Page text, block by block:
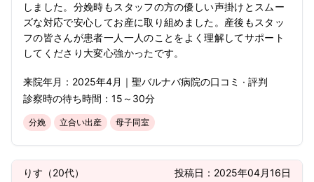
しました。分娩時もスタッフの方の優しい声掛けとスムー
ズな対応で安心してお産に取り組めました。産後もスタッ
フの皆さんが患者一人一人のことをよく理解してサポート
してくださり大変心強かったです。
来院年月： 2025年4月 ｜ 聖バルナバ病院の口コミ · 評判
診察時の待ち時間： 15～30分
分娩 立合い出産 母子同室
りす （20代） 投稿日： 2025年04月16日